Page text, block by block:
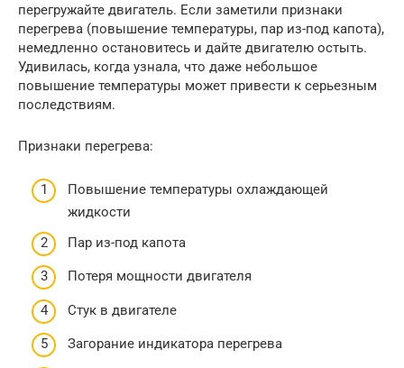
перегружайте двигатель. Если заметили признаки
перегрева (повышение температуры, пар из-под капота),
немедленно остановитесь и дайте двигателю остыть.
Удивилась, когда узнала, что даже небольшое
повышение температуры может привести к серьезным
последствиям.
Признаки перегрева:
Повышение температуры охлаждающей
жидкости
Пар из-под капота
Потеря мощности двигателя
Стук в двигателе
Загорание индикатора перегрева